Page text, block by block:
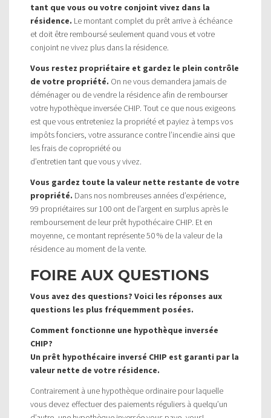
tant que vous ou votre conjoint vivez dans la
résidence. Le montant complet du prêt arrive à échéance
et doit être remboursé seulement quand vous et votre
conjoint ne vivez plus dans la résidence.
Vous restez propriétaire et gardez le plein contrôle
de votre propriété. On ne vous demandera jamais de
déménager ou de vendre la résidence afin de rembourser
votre hypothèque inversée CHIP. Tout ce que nous exigeons
est que vous entreteniez la propriété et payiez à temps vos
impôts fonciers, votre assurance contre l’incendie ainsi que
les frais de copropriété ou
d’entretien tant que vous y vivez.
Vous gardez toute la valeur nette restante de votre
propriété. Dans nos nombreuses années d’expérience,
99 propriétaires sur 100 ont de l’argent en surplus après le
remboursement de leur prêt hypothécaire CHIP. Et en
moyenne, ce montant représente 50 % de la valeur de la
résidence au moment de la vente.
FOIRE AUX QUESTIONS
Vous avez des questions? Voici les réponses aux
questions les plus fréquemment posées.
Comment fonctionne une hypothèque inversée
CHIP?
Un prêt hypothécaire inversé CHIP est garanti par la
valeur nette de votre résidence.
Contrairement à une hypothèque ordinaire pour laquelle
vous devez effectuer des paiements réguliers à quelqu’un